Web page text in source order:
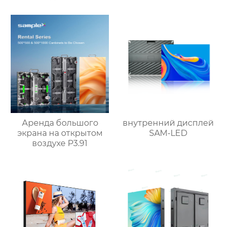
Аренда большого
экрана на открытом
воздухе P3.91
внутренний дисплей
SAM-LED